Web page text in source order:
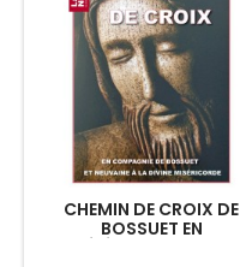
CHEMIN DE CROIX DE
BOSSUET EN